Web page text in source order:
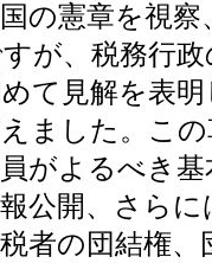
の憲章を視
が、税務行
めて見解を表
ました。こ
がよるべき
公開、さら
者の団結権